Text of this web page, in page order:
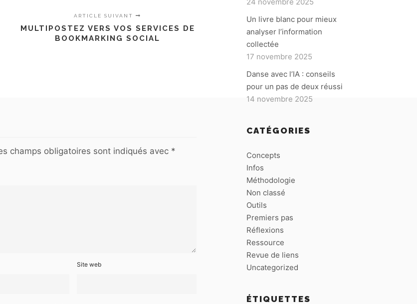
ARTICLE SUIVANT
MULTIPOSTEZ VERS VOS SERVICES DE
BOOKMARKING SOCIAL
champs obligatoires sont indiqués avec *
Site web
Un livre blanc pour mieux
analyser l’information
collectée
17 novembre 2025
Danse avec l’IA : conseils
pour un pas de deux réussi
14 novembre 2025
CATÉGORIES
Concepts
Infos
Méthodologie
Non classé
Outils
Premiers pas
Réflexions
Ressource
Revue de liens
Uncategorized
ÉTIQUETTES